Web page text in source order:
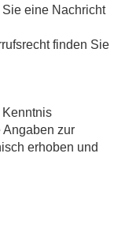
eine Nachricht
finden Sie
Kenntnis
Angaben zur
erhoben und